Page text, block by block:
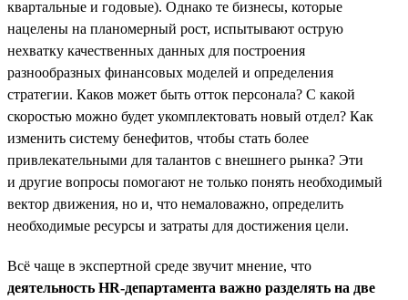
квартальные и годовые). Однако те бизнесы, которые
нацелены на планомерный рост, испытывают острую
нехватку качественных данных для построения
разнообразных финансовых моделей и определения
стратегии. Каков может быть отток персонала? С какой
скоростью можно будет укомплектовать новый отдел? Как
изменить систему бенефитов, чтобы стать более
привлекательными для талантов с внешнего рынка? Эти
и другие вопросы помогают не только понять необходимый
вектор движения, но и, что немаловажно, определить
необходимые ресурсы и затраты для достижения цели.
Всё чаще в экспертной среде звучит мнение, что
деятельность HR-департамента важно разделять на две